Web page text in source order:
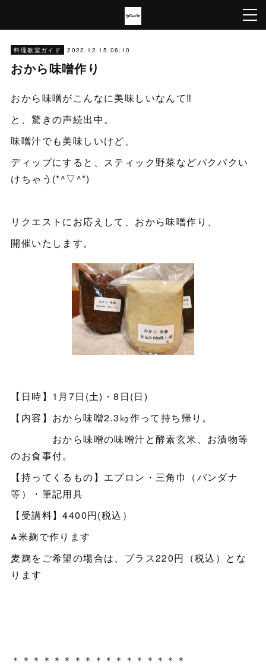
料理教室ガイド 2022.12.15 06:10
おから味噌作り
おから味噌がこんなに美味しいなんて‼
と、驚きの声続出中。
味噌汁でも美味しいけど、
ディップにすると、スティック野菜などパクパクい
けちゃう(*^▽^*)
リクエストにお応えして、おから味噌作り、
開催いたします。
【日時】1月7日(土)・8日(日)
【内容】おから味噌2.3㎏作って持ち帰り。
おから味噌の味噌汁と酵素玄米、お漬物等
のお食事付。
【持ってくるもの】エプロン・三角巾（バンダナ
等）・筆記用具
【受講料】4400円(税込）
⁂米麹で作ります
麦麹をご希望の場合は、プラス220円（税込）とな
ります
＊＊＊＊＊＊＊＊＊＊＊＊＊＊＊＊＊